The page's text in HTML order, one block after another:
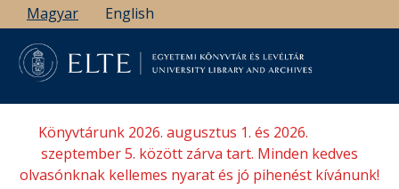
Ugrás
a
tartalomra
Magyar English
Könyvtárunk 2026. augusztus 1. és 2026.
szeptember 5. között zárva tart. Minden kedves
olvasónknak kellemes nyarat és jó pihenést kívánunk!